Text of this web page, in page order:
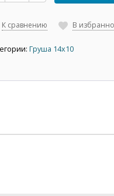
К сравнению В
Груша 14х10